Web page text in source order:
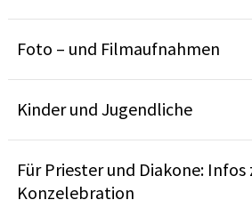
Foto – und Filmaufnahmen
Kinder und Jugendliche
Für Priester und Diakone: Infos
Konzelebration